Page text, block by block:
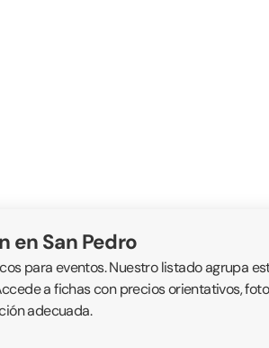
en San Pedro
para eventos. Nuestro listado agrupa
a fichas con precios orientativos,
adecuada.